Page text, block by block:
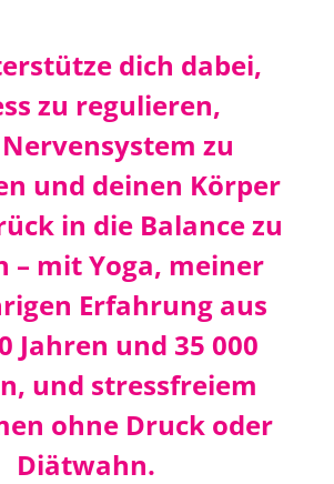
dich dabei,
zu regulieren,
Nervensystem zu
und deinen Körper
in die Balance zu
– mitYoga, meiner
Erfahrung aus
Jahren und 35 000
und stressfreiem
ohne Druck oder
Diätwahn.